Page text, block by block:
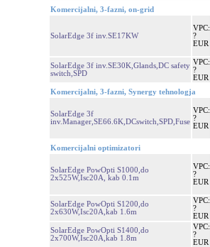
Komercijalni, 3-fazni, on-grid
SolarEdge 3f inv.SE17KW
VPC:
?
EUR
SolarEdge 3f inv.SE30K,Glands,DC safety
switch,SPD
VPC:
?
EUR
Komercijalni, 3-fazni, Synergy tehnologja
SolarEdge 3f
inv.Manager,SE66.6K,DCswitch,SPD,Fuse
VPC:
?
EUR
Komercijalni optimizatori
SolarEdge PowOpti S1000,do
2x525W,Isc20A, kab 0.1m
VPC:
?
EUR
SolarEdge PowOpti S1200,do
2x630W,Isc20A,kab 1.6m
VPC:
?
EUR
SolarEdge PowOpti S1400,do
2x700W,Isc20A,kab 1.8m
VPC:
?
EUR